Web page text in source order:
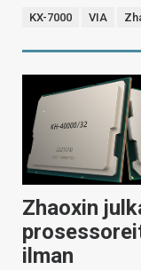
KX-7000 VIA
Zhaoxin
ilman